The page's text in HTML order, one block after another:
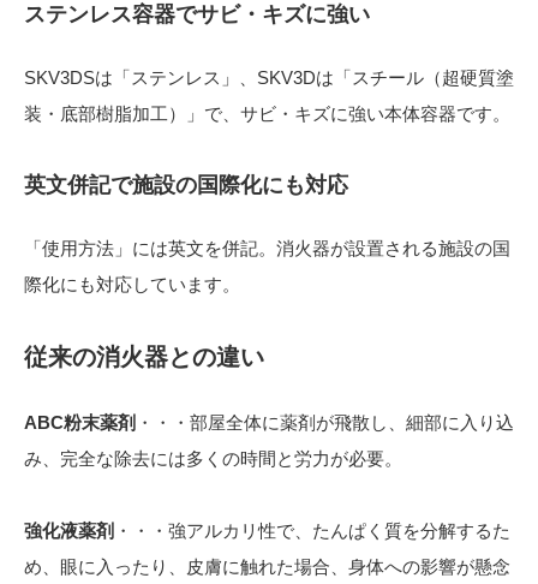
ステンレス容器でサビ・キズに強い
SKV3DSは「ステンレス」、SKV3Dは「スチール（超硬質塗
装・底部樹脂加工）」で、サビ・キズに強い本体容器です。
英文併記で施設の国際化にも対応
「使用方法」には英文を併記。消火器が設置される施設の国
際化にも対応しています。
従来の消火器との違い
ABC粉末薬剤 ・・・部屋全体に薬剤が飛散し、細部に入り込
み、完全な除去には多くの時間と労力が必要。
強化液薬剤 ・・・強アルカリ性で、たんぱく質を分解するた
め、眼に入ったり、皮膚に触れた場合、身体への影響が懸念